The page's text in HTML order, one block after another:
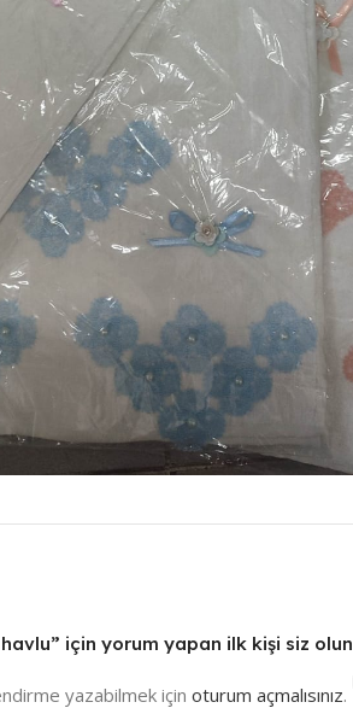
için yorum yapan ilk kişi siz olun
yazabilmek için oturum açmalısınız.